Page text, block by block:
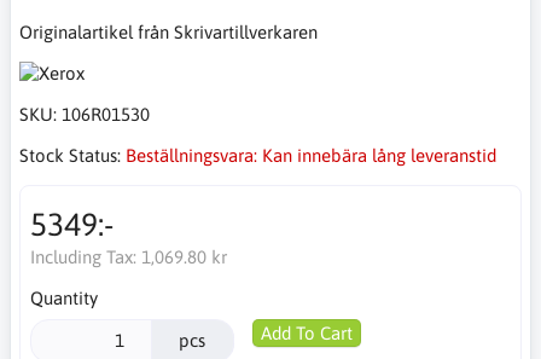
Originalartikel från Skrivartillverkaren
SKU: 106R01530
Stock Status: Beställningsvara: Kan innebära lång leveranstid
5349:-
Including Tax: 1,069.80 kr
Quantity
pcs Add To Cart